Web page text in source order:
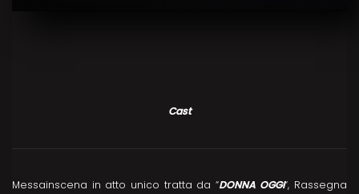
Cast
Messainscena in atto unico tratta da “DONNA OGGI“, Rassegna